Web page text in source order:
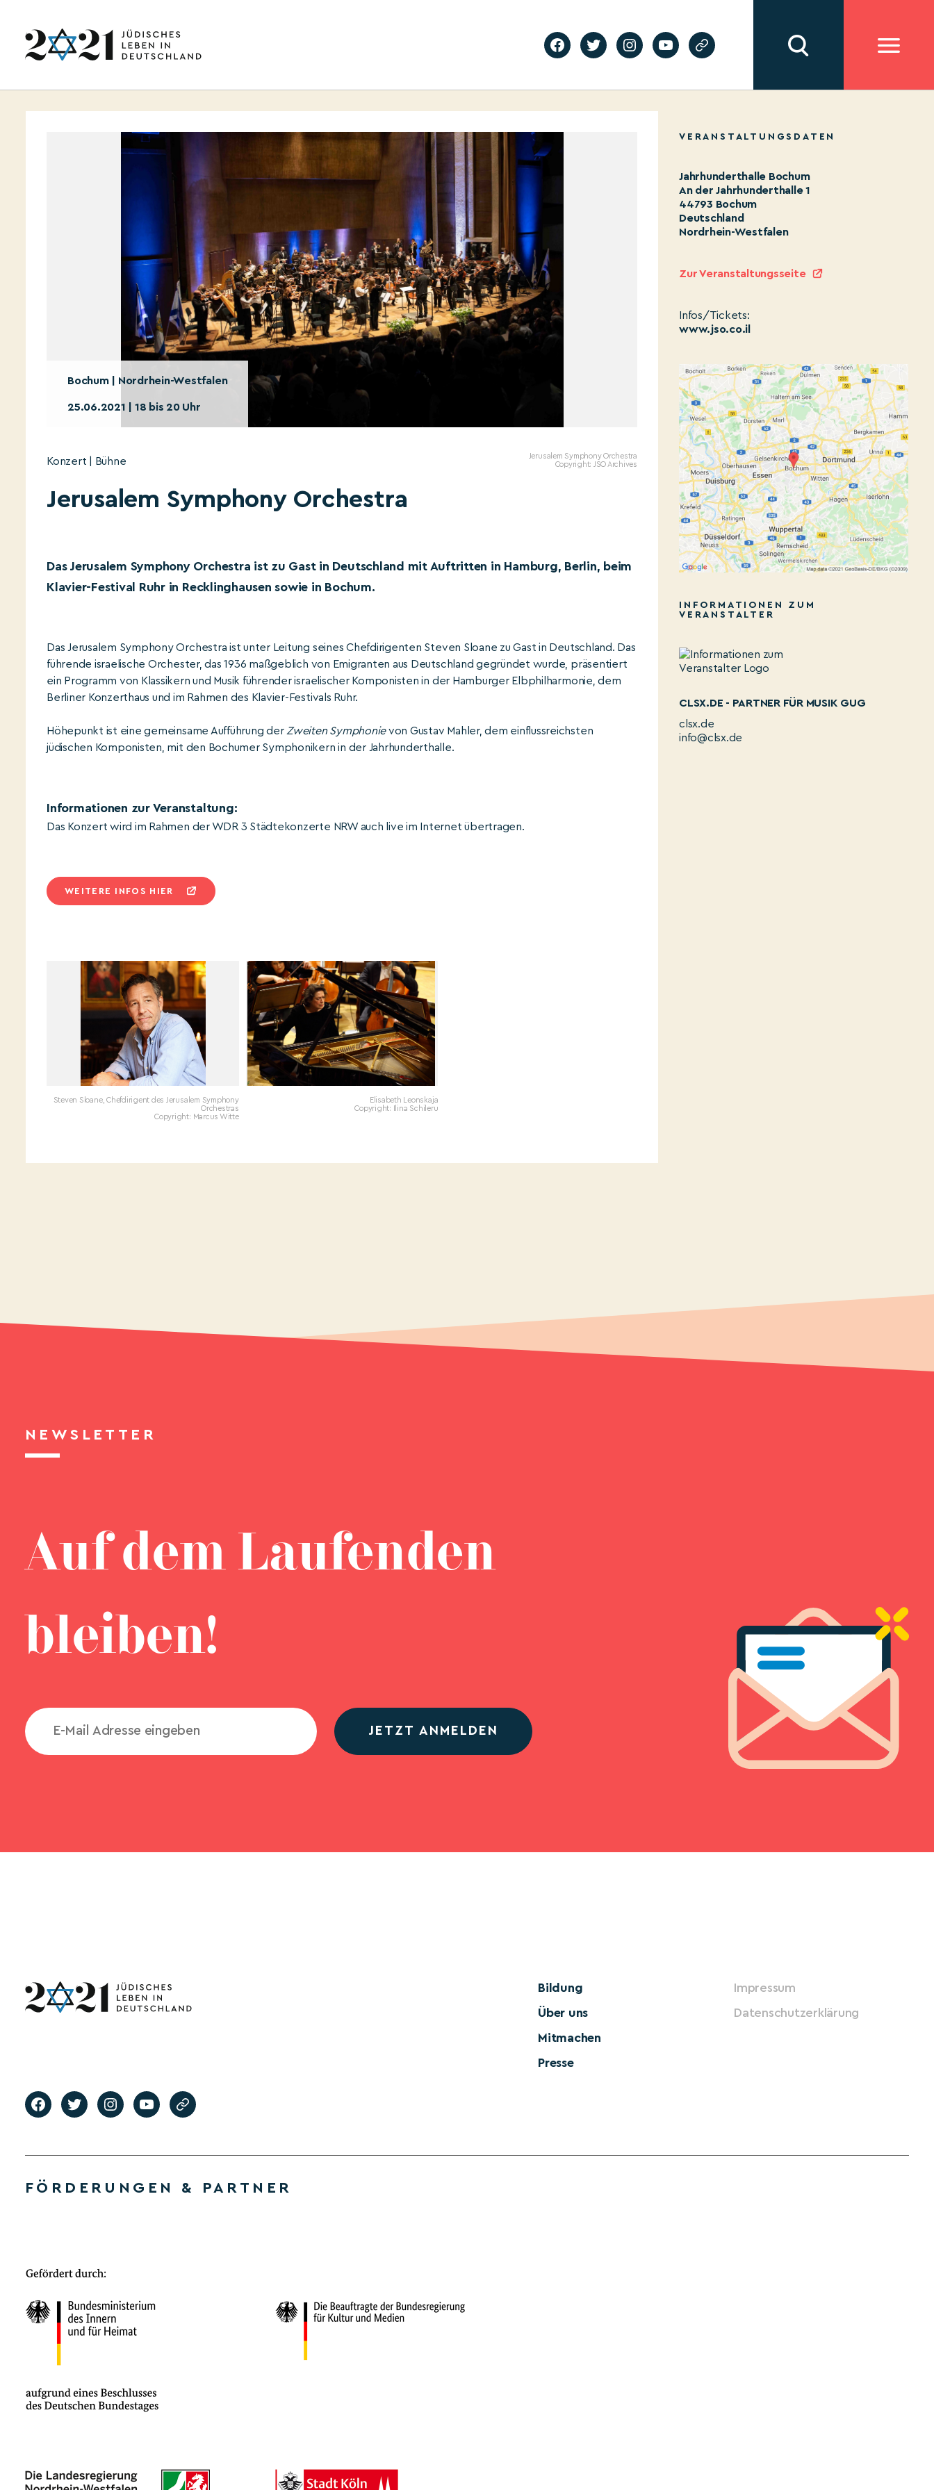
Bochum | Nordrhein-Westfalen
25.06.2021 | 18 bis 20 Uhr
Jerusalem Symphony Orchestra
Copyright: JSO Archives
Konzert | Bühne
Jerusalem Symphony Orchestra
Das Jerusalem Symphony Orchestra ist zu Gast in Deutschland mit Auftritten in Hamburg, Berlin, beim
Klavier-Festival Ruhr in Recklinghausen sowie in Bochum.
Das Jerusalem Symphony Orchestra ist unter Leitung seines Chefdirigenten Steven Sloane zu Gast in Deutschland. Das
führende israelische Orchester, das 1936 maßgeblich von Emigranten aus Deutschland gegründet wurde, präsentiert
ein Programm von Klassikern und Musik führender israelischer Komponisten in der Hamburger Elbphilharmonie, dem
Berliner Konzerthaus und im Rahmen des Klavier-Festivals Ruhr.
Höhepunkt ist eine gemeinsame Aufführung der Zweiten Symphonievon Gustav Mahler, dem einflussreichsten
jüdischen Komponisten, mit den Bochumer Symphonikern in der Jahrhunderthalle.
Informationen zur Veranstaltung:
Das Konzert wird im Rahmen der WDR 3 Städtekonzerte NRW auch live im Internet übertragen.
WEITERE INFOS HIER
Steven Sloane, Chefdirigent des Jerusalem Symphony
Orchestras
Copyright: Marcus Witte
Elisabeth Leonskaja
Copyright: Ilina Schileru
VERANSTALTUNGSDATEN
Jahrhunderthalle Bochum
An der Jahrhunderthalle 1
44793 Bochum
Deutschland
Nordrhein-Westfalen
Zur Veranstaltungsseite
Infos/Tickets:
www.jso.co.il
INFORMATIONEN ZUM
VERANSTALTER
CLSX.DE - PARTNER FÜR MUSIK GUG
clsx.de
info@clsx.de
NEWSLETTER
Auf dem Laufenden
bleiben!
JETZT ANMELDEN
Bildung
Über uns
Mitmachen
Presse
Impressum
Datenschutzerklärung
FÖRDERUNGEN & PARTNER